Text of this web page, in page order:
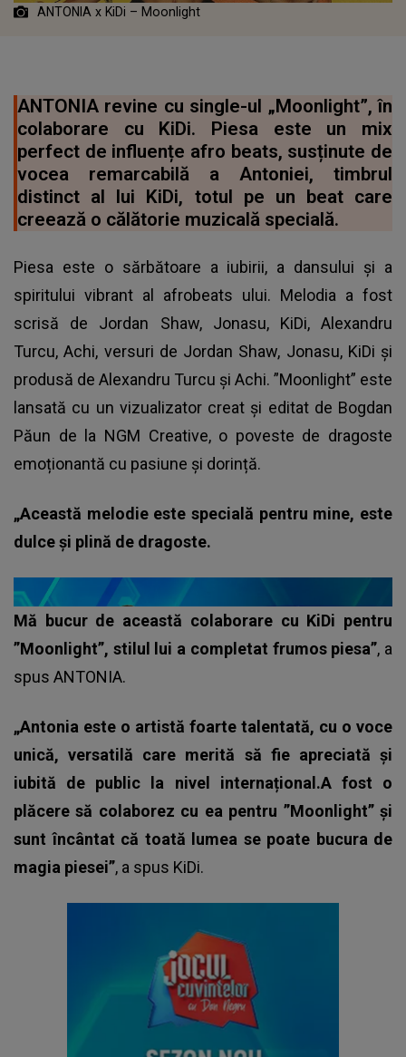
ANTONIA x KiDi – Moonlight
ANTONIA revine cu single-ul „Moonlight”, în
colaborare cu KiDi. Piesa este un mix
perfect de influențe afro beats, susținute de
vocea remarcabilă a Antoniei, timbrul
distinct al lui KiDi, totul pe un beat care
creează o călătorie muzicală specială.
Piesa este o sărbătoare a iubirii, a dansului și a
spiritului vibrant al afrobeats ului. Melodia a fost
scrisă de Jordan Shaw, Jonasu, KiDi, Alexandru
Turcu, Achi, versuri de Jordan Shaw, Jonasu, KiDi și
produsă de Alexandru Turcu și Achi. ”Moonlight” este
lansată cu un vizualizator creat și editat de Bogdan
Păun de la NGM Creative, o poveste de dragoste
emoționantă cu pasiune și dorință.
„Această melodie este specială pentru mine, este
dulce și plină de dragoste.
Mă bucur de această colaborare cu KiDi pentru
”Moonlight”, stilul lui a completat frumos piesa”, a
spus ANTONIA.
„Antonia este o artistă foarte talentată, cu o voce
unică, versatilă care merită să fie apreciată și
iubită de public la nivel internațional.A fost o
plăcere să colaborez cu ea pentru ”Moonlight” și
sunt încântat că toată lumea se poate bucura de
magia piesei”, a spus KiDi.